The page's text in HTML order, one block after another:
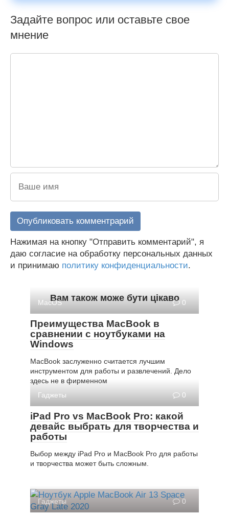
Задайте вопрос или оставьте свое
мнение
Нажимая на кнопку "Отправить комментарий", я
даю согласие на обработку персональных данных
и принимаю политику конфиденциальности.
Вам також може бути цікаво
MacOS 0
Преимущества MacBook в
сравнении с ноутбуками на
Windows
MacBook заслуженно считается лучшим
инструментом для работы и развлечений. Дело
здесь не в фирменном
Гаджеты
0
iPad Pro vs MacBook Pro: какой
девайс выбрать для творчества и
работы
Выбор между iPad Pro и MacBook Pro для работы
и творчества может быть сложным.
Гаджеты 0